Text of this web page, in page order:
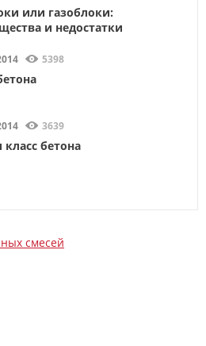
или газоблоки:
и недостатки
5398
3639
бетона
смесей